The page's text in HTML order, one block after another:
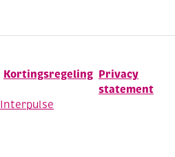
Kortingsregeling Privacy
statement
Interpulse